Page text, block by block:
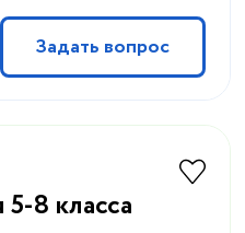
Задать вопрос
8 класса